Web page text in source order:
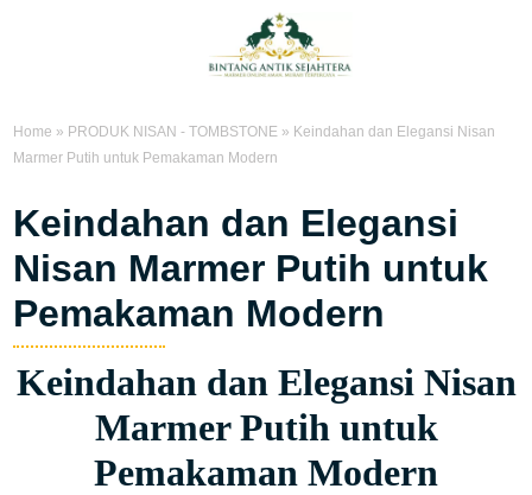
Home » PRODUK NISAN - TOMBSTONE » Keindahan dan Elegansi Nisan
Marmer Putih untuk Pemakaman Modern
Keindahan dan Elegansi
Nisan Marmer Putih untuk
Pemakaman Modern
Keindahan dan Elegansi Nisan
Marmer Putih untuk
Pemakaman Modern